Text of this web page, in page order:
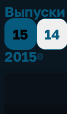
Выпуски
15
14
20152015